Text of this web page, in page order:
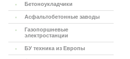
Бетоноукладчики
Асфальтобетонные заводы
Газопоршневые
электростанции
БУ техника из Европы